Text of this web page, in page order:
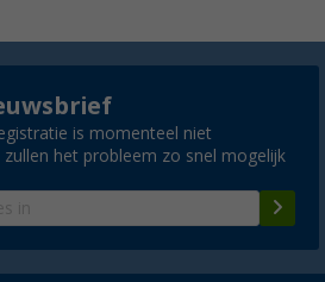
is momenteel niet
zullen het probleem zo snel mogelijk